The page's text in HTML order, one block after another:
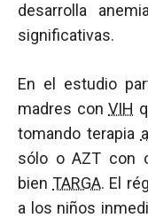
desarrolla
significativas.
En el estudio
madres conVIH
tomando terapia
sólo o AZT con
bienTARGA. El
a los niños